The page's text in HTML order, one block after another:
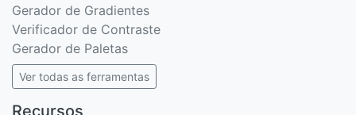
Gerador de Gradientes
Verificador de Contraste
Gerador de Paletas
Ver todas as ferramentas
Recursos